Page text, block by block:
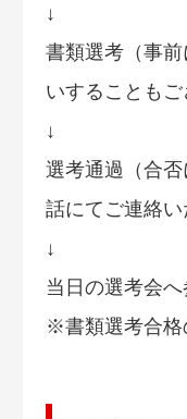
↓
書類選考（事
いすることもご
↓
選考通過（合
話にてご連絡い
↓
当日の選考会へ
※書類選考合格